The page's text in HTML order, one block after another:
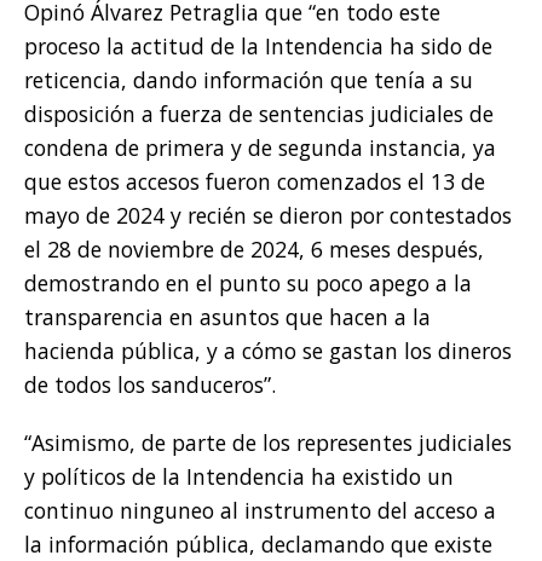
Opinó Álvarez Petraglia que “en todo este
proceso la actitud de la Intendencia ha sido de
reticencia, dando información que tenía a su
disposición a fuerza de sentencias judiciales de
condena de primera y de segunda instancia, ya
que estos accesos fueron comenzados el 13 de
mayo de 2024 y recién se dieron por contestados
el 28 de noviembre de 2024, 6 meses después,
demostrando en el punto su poco apego a la
transparencia en asuntos que hacen a la
hacienda pública, y a cómo se gastan los dineros
de todos los sanduceros”.
“Asimismo, de parte de los representes judiciales
y políticos de la Intendencia ha existido un
continuo ninguneo al instrumento del acceso a
la información pública, declamando que existe